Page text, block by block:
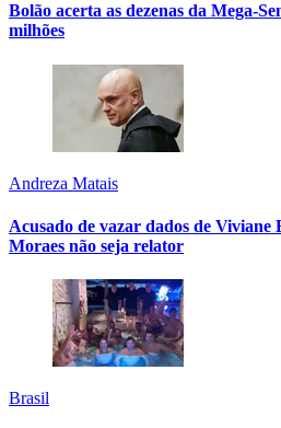
Bolão acerta as dezenas da Mega-
milhões
Andreza Matais
Acusado de vazar dados de Viviane
Moraes não seja relator
Brasil